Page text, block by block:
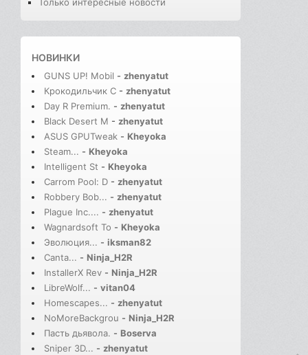
Только интересные новости
НОВИНКИ
GUNS UP! Mobil - zhenyatut
Крокодильчик С - zhenyatut
Day R Premium. - zhenyatut
Black Desert M - zhenyatut
ASUS GPUTweak - Kheyoka
Steam... - Kheyoka
Intelligent St - Kheyoka
Carrom Pool: D - zhenyatut
Robbery Bob... - zhenyatut
Plague Inc.... - zhenyatut
Wagnardsoft To - Kheyoka
Эволюция... - iksman82
Canta... - Ninja_H2R
InstallerX Rev - Ninja_H2R
LibreWolf... - vitan04
Homescapes... - zhenyatut
NoMoreBackgrou - Ninja_H2R
Пасть дьявола. - Boserva
Sniper 3D... - zhenyatut